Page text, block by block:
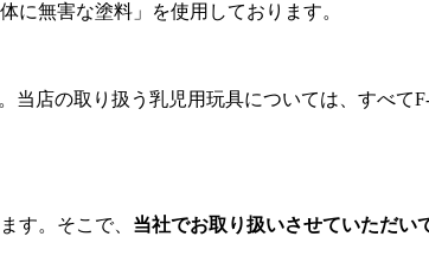
に無害な塗料」を使用しております。
店の取り扱う乳児用玩具については、すべて
す。そこで、 当社でお取り扱いさせていただい